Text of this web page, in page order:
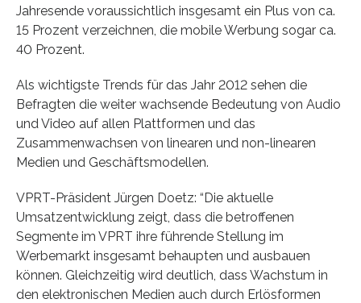
Jahresende voraussichtlich insgesamt ein Plus von ca.
15 Prozent verzeichnen, die mobile Werbung sogar ca.
40 Prozent.
Als wichtigste Trends für das Jahr 2012 sehen die
Befragten die weiter wachsende Bedeutung von Audio
und Video auf allen Plattformen und das
Zusammenwachsen von linearen und non-linearen
Medien und Geschäftsmodellen.
VPRT-Präsident Jürgen Doetz: “Die aktuelle
Umsatzentwicklung zeigt, dass die betroffenen
Segmente im VPRT ihre führende Stellung im
Werbemarkt insgesamt behaupten und ausbauen
können. Gleichzeitig wird deutlich, dass Wachstum in
den elektronischen Medien auch durch Erlösformen